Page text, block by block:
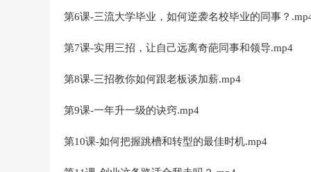
第6课-三流大学毕业，如何逆袭名校毕业的同事？
第7课-实用三招，让自己远离奇葩同事和领导.mp4
第8课-三招教你如何跟老板谈加薪.mp4
第9课-一年升一级的诀窍.mp4
第10课-如何把握跳槽和转型的最佳时机.mp4